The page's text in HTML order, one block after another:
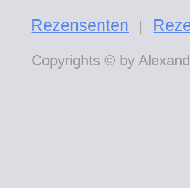
Rezensenten
|
Copyrights © by